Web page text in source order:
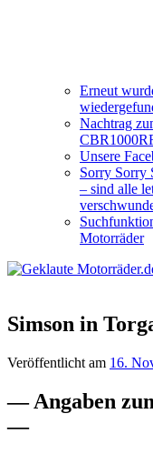
Erneut
Nachtrag
Unsere
Sorry Sorry
– sind alle
Motorräder
Simson in
Veröffentlicht am 16.
— Angaben
—